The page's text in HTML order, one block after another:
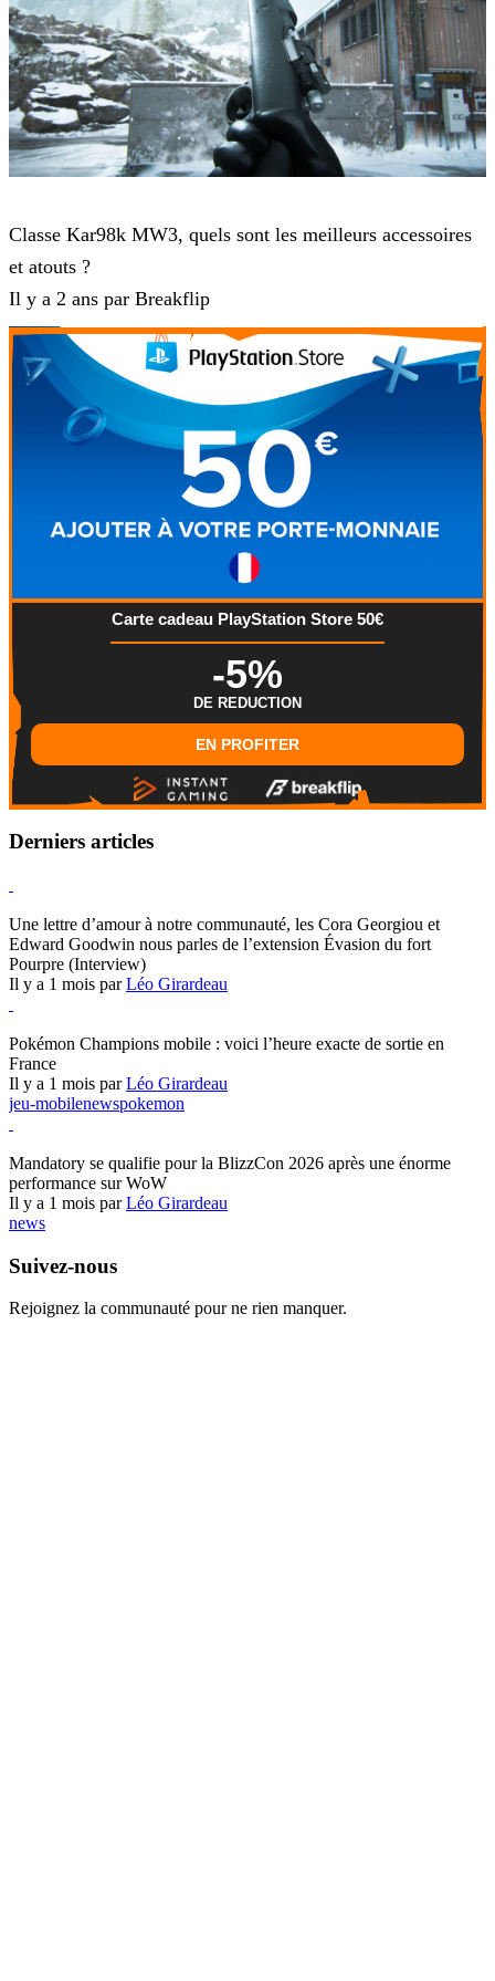
Classe Kar98k MW3, quels sont les meilleurs accessoires
et atouts ?
Il y a 2 ans par Breakflip
Carte cadeau PlayStation Store 50€
-5%
DE REDUCTION
EN PROFITER
Derniers articles
Une lettre d’amour à notre communauté, les Cora Georgiou et
Edward Goodwin nous parles de l’extension Évasion du fort
Pourpre (Interview)
Il y a 1 mois parLéo Girardeau
Pokémon Champions mobile : voici l’heure exacte de sortie en
France
Il y a 1 mois parLéo Girardeau
jeu-mobilenewspokemon
Mandatory se qualifie pour la BlizzCon 2026 après une énorme
performance sur WoW
Il y a 1 mois parLéo Girardeau
news
Suivez-nous
Rejoignez la communauté pour ne rien manquer.